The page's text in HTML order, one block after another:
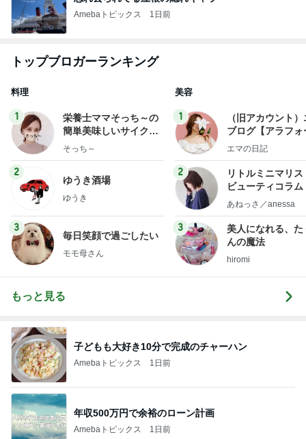
Amebaトピックス 1日前
トップブロガーランキング
料理
1
栄養士ママそっち～の
簡単美味しいサイクル
献立
そっち～
2
ゆうき酒場
ゆうき
3
毎日笑顔で過ごしたい
モモ母さん
美容
1
（旧アカウント
ブログ【アラフォ
社売却セカンドラ
エマの日記
2
リトルミニマリス
ビューティコラ
little
あねっさ／anessa
3
美人になれる、た
んの魔法
hiromi
もっと見る
子どもも大好き10分で完成のチャーハン
Amebaトピックス 1日前
年収500万円で余裕のローン計画
Amebaトピックス 1日前